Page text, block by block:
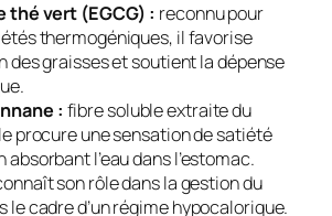
thé vert (EGCG) : reconnu pour
thermogéniques, il favorise
des graisses et soutient la dépense
: fibre soluble extraite du
procure une sensation de satiété
absorbant l’eau dans l’estomac.
son rôle dans la gestion du
le cadre d’un régime hypocalorique.